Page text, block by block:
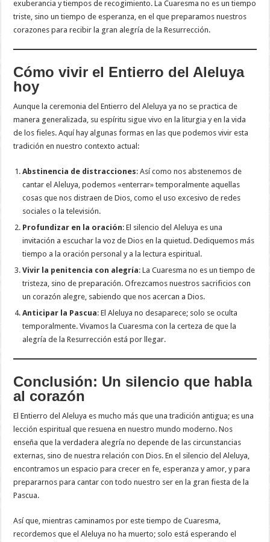
exuberancia y tiempos de recogimiento. La Cuaresma no es un tiempo
triste, sino un tiempo de esperanza, en el que preparamos nuestros
corazones para recibir la gran alegría de la Resurrección.
Cómo vivir el Entierro del Aleluya
hoy
Aunque la ceremonia del Entierro del Aleluya ya no se practica de
manera generalizada, su espíritu sigue vivo en la liturgia y en la vida
de los fieles. Aquí hay algunas formas en las que podemos vivir esta
tradición en nuestro contexto actual:
Abstinencia de distracciones: Así como nos abstenemos de
cantar el Aleluya, podemos «enterrar» temporalmente aquellas
cosas que nos distraen de Dios, como el uso excesivo de redes
sociales o la televisión.
Profundizar en la oración: El silencio del Aleluya es una
invitación a escuchar la voz de Dios en la quietud. Dediquemos más
tiempo a la oración personal y a la lectura espiritual.
Vivir la penitencia con alegría: La Cuaresma no es un tiempo de
tristeza, sino de preparación. Ofrezcamos nuestros sacrificios con
un corazón alegre, sabiendo que nos acercan a Dios.
Anticipar la Pascua: El Aleluya no desaparece; solo se oculta
temporalmente. Vivamos la Cuaresma con la certeza de que la
alegría de la Resurrección está por llegar.
Conclusión: Un silencio que habla
al corazón
El Entierro del Aleluya es mucho más que una tradición antigua; es una
lección espiritual que resuena en nuestro mundo moderno. Nos
enseña que la verdadera alegría no depende de las circunstancias
externas, sino de nuestra relación con Dios. En el silencio del Aleluya,
encontramos un espacio para crecer en fe, esperanza y amor, y para
prepararnos para cantar con todo nuestro ser en la gran fiesta de la
Pascua.
Así que, mientras caminamos por este tiempo de Cuaresma,
recordemos que el Aleluya no ha muerto; solo está esperando el